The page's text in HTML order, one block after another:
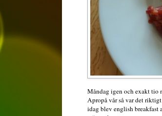
Måndag igen och exakt tio
Apropå vår så var det
idag blev english breakfast